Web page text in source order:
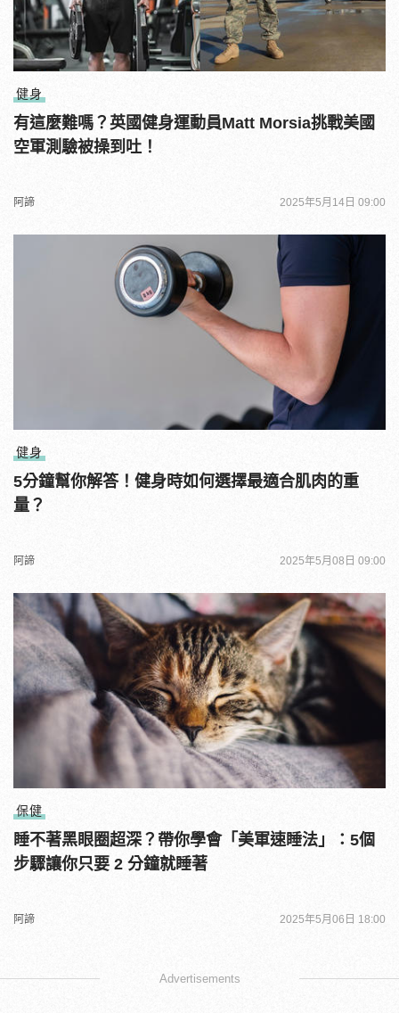
健身
有這麼難嗎？英國健身運動員Matt Morsia挑戰美國
空軍測驗被操到吐！
阿諦 2025年5月14日 09:00
健身
5分鐘幫你解答！健身時如何選擇最適合肌肉的重
量？
阿諦 2025年5月08日 09:00
保健
睡不著黑眼圈超深？帶你學會「美軍速睡法」：5個
步驟讓你只要 2 分鐘就睡著
阿諦 2025年5月06日 18:00
Advertisements